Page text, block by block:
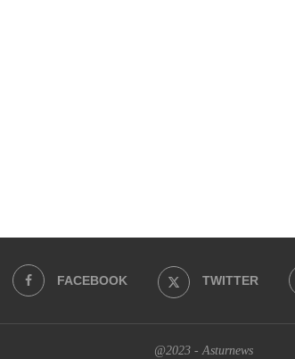
FACEBOOK TWITTER
@2023 - Asturnews